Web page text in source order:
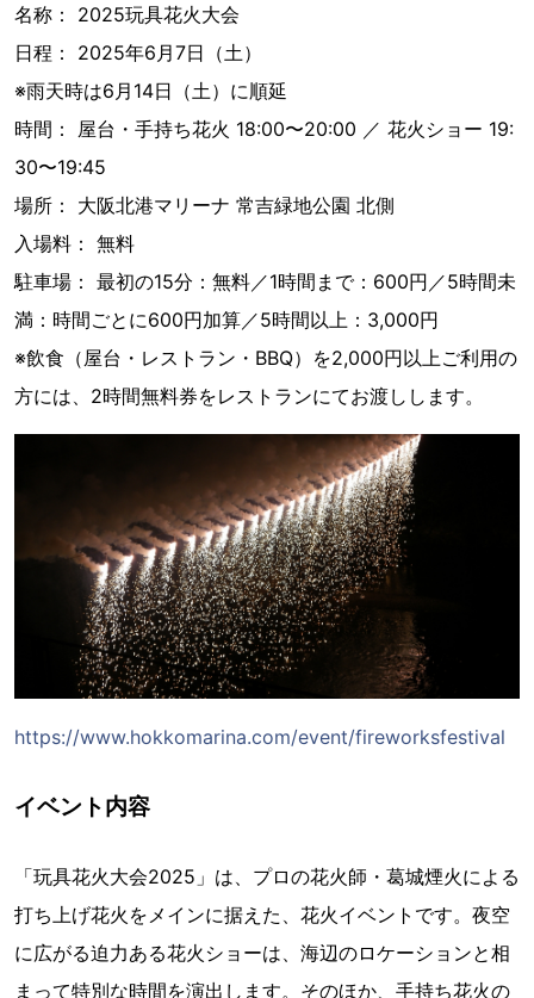
名称： 2025玩具花火大会
日程： 2025年6月7日（土）
※雨天時は6月14日（土）に順延
時間： 屋台・手持ち花火 18:00〜20:00 ／ 花火ショー 19:
30〜19:45
場所： 大阪北港マリーナ 常吉緑地公園 北側
入場料： 無料
駐車場： 最初の15分：無料／1時間まで：600円／5時間未
満：時間ごとに600円加算／5時間以上：3,000円
※飲食（屋台・レストラン・BBQ）を2,000円以上ご利用の
方には、2時間無料券をレストランにてお渡しします。
https://www.hokkomarina.com/event/fireworksfestival
イベント内容
「玩具花火大会2025」は、プロの花火師・葛城煙火による
打ち上げ花火をメインに据えた、花火イベントです。夜空
に広がる迫力ある花火ショーは、海辺のロケーションと相
まって特別な時間を演出します。そのほか、手持ち花火の